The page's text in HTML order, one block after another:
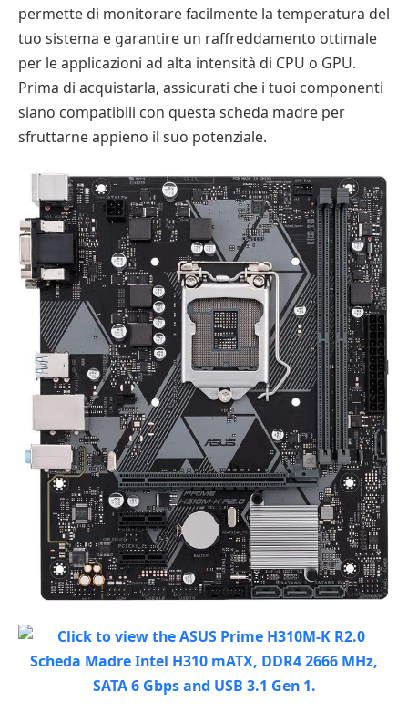
permette di monitorare facilmente la temperatura del
tuo sistema e garantire un raffreddamento ottimale
per le applicazioni ad alta intensità di CPU o GPU.
Prima di acquistarla, assicurati che i tuoi componenti
siano compatibili con questa scheda madre per
sfruttarne appieno il suo potenziale.